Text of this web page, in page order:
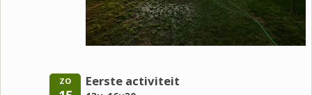
ZO Eerste activiteit